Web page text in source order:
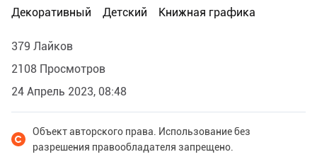
Декоративный
Детский Книжная графика
379 Лайков
2108 Просмотров
24 Апрель 2023, 08:48
Объект авторского права. Использование без
разрешения правообладателя запрещено.